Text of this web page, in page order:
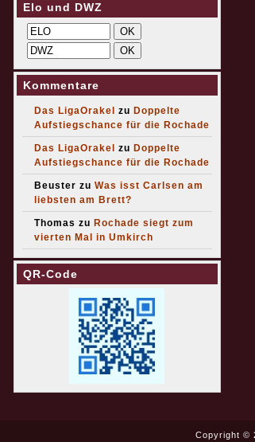
Elo und DWZ
Kommentare
Das LigaOrakel zu Doppelte
Aufstiegschance für die Rochade
Das LigaOrakel zu Doppelte
Aufstiegschance für die Rochade
Beuster zu Was isst Carlsen am
liebsten am Brett?
Thomas zu Rochade siegt zum
vierten Mal in Umkirch
QR-Code
Copyright ©